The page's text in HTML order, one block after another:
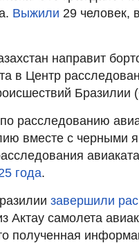
Выжили 29 человек,
направит
в Центр
Бразилии
расследованию
вместе с черными
года.
завершили
Актау самолета
полученная